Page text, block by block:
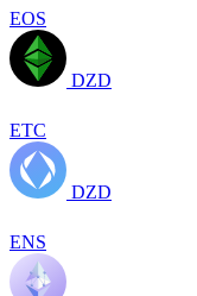
EOS
DZD
ETC
DZD
ENS